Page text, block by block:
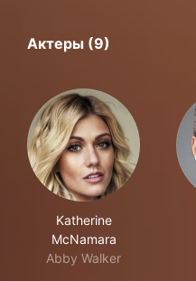
Актеры (9)
Katherine
McNamara
Abby Walker